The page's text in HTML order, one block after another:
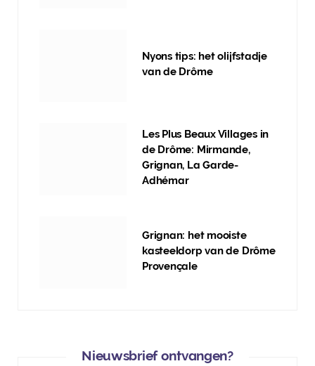
Nyons tips: het olijfstadje
van de Drôme
Les Plus Beaux Villages in
de Drôme: Mirmande,
Grignan, La Garde-
Adhémar
Grignan: het mooiste
kasteeldorp van de Drôme
Provençale
Nieuwsbrief ontvangen?